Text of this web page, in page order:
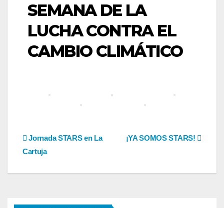
SEMANA DE LA
LUCHA CONTRA EL
CAMBIO CLIMÁTICO
Navegación
de
¡YA SOMOS STARS!
Jornada STARS en La
Cartuja